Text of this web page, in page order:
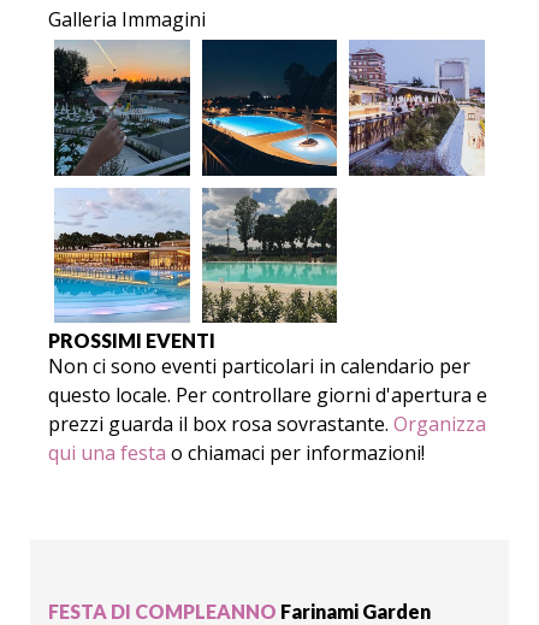
Galleria Immagini
PROSSIMI EVENTI
Non ci sono eventi particolari in calendario per
questo locale. Per controllare giorni d'apertura e
prezzi guarda il box rosa sovrastante. Organizza
qui una festa o chiamaci per informazioni!
FESTA DI COMPLEANNO Farinami Garden